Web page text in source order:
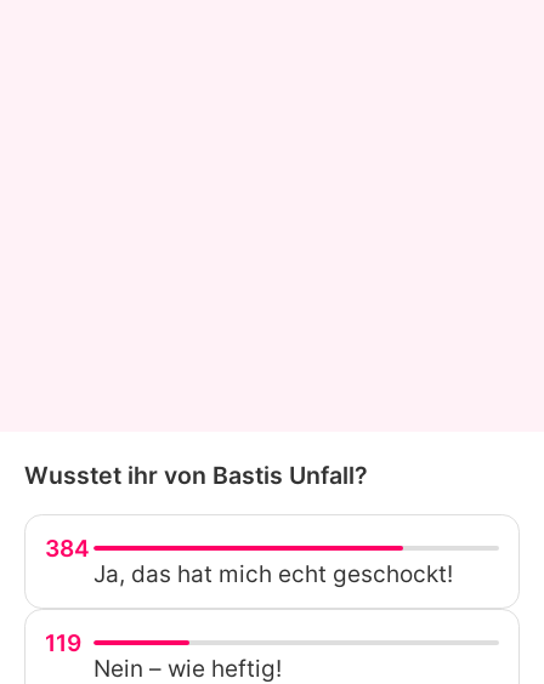
Wusstet ihr von Bastis Unfall?
384
Ja, das hat mich echt geschockt!
119
Nein – wie heftig!